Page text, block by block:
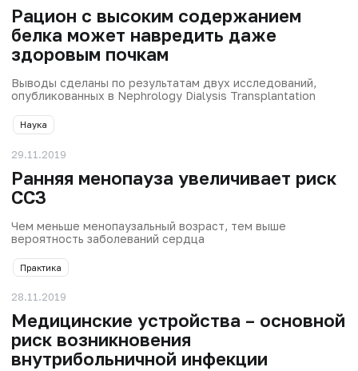
Рацион с высоким содержанием
белка может навредить даже
здоровым почкам
Выводы сделаны по результатам двух исследований,
опубликованных в Nephrology Dialysis Transplantation
Наука
29.11.2019
Ранняя менопауза увеличивает риск
ССЗ
Чем меньше менопаузальный возраст, тем выше
вероятность заболеваний сердца
Практика
28.11.2019
Медицинские устройства – основной
риск возникновения
внутрибольничной инфекции